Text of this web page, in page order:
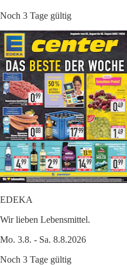
Noch 3 Tage gültig
EDEKA
Wir lieben Lebensmittel.
Mo. 3.8. - Sa. 8.8.2026
Noch 3 Tage gültig